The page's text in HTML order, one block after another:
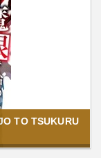
TO TSUKURU